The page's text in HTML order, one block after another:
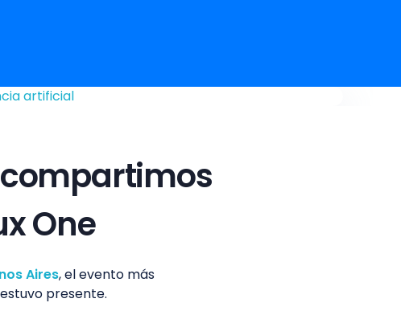
One
Aires, el evento más
presente.